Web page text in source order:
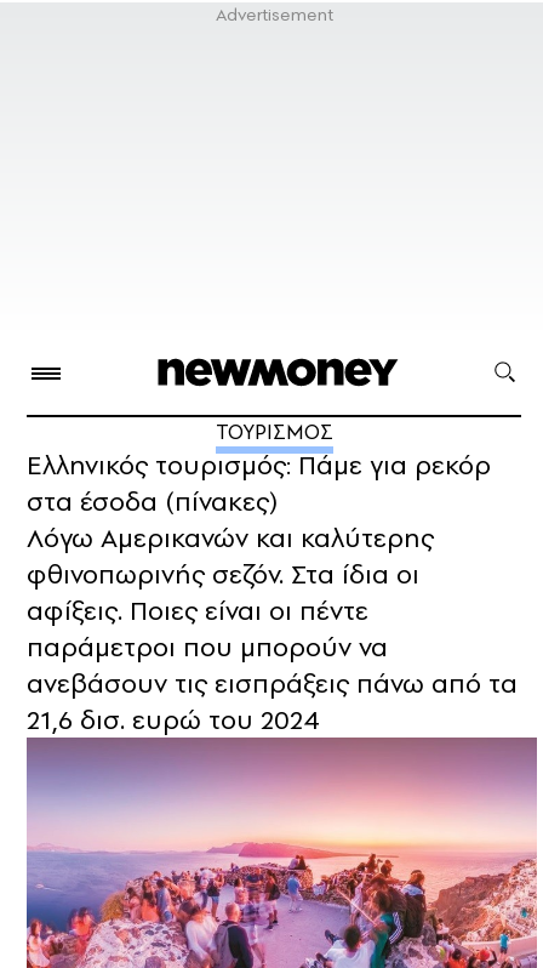
ΤΟΥΡΙΣΜΟΣ
Ελληνικός τουρισμός: Πάμε για ρεκόρ
στα έσοδα (πίνακες)
Λόγω Αμερικανών και καλύτερης
φθινοπωρινής σεζόν. Στα ίδια οι
αφίξεις. Ποιες είναι οι πέντε
παράμετροι που μπορούν να
ανεβάσουν τις εισπράξεις πάνω από τα
21,6 δισ. ευρώ του 2024